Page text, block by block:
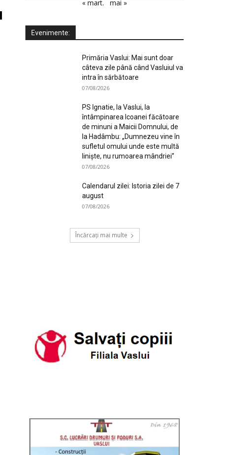
« mart.
mai »
Evenimente:
Primăria Vaslui: Mai sunt doar
câteva zile până când Vasluiul va
intra în sărbătoare
07/08/2026
PS Ignatie, la Vaslui, la
întâmpinarea Icoanei făcătoare
de minuni a Maicii Domnului, de
la Hadâmbu: „Dumnezeu vine în
sufletul omului unde este multă
liniște, nu rumoarea mândriei”
07/08/2026
Calendarul zilei: Istoria zilei de 7
august
07/08/2026
Încărcați mai multe